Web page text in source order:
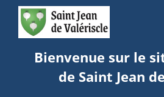
Bienvenue sur le
de Saint Jean